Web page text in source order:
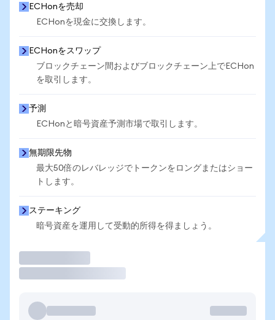
ECHonを売却
ECHonを現金に交換します。
ECHonをスワップ
ブロックチェーン間およびブロックチェーン上でECHon
を取引します。
予測
ECHonと暗号資産予測市場で取引します。
無期限先物
最大50倍のレバレッジでトークンをロングまたはショー
トします。
ステーキング
暗号資産を運用して受動的所得を得ましょう。